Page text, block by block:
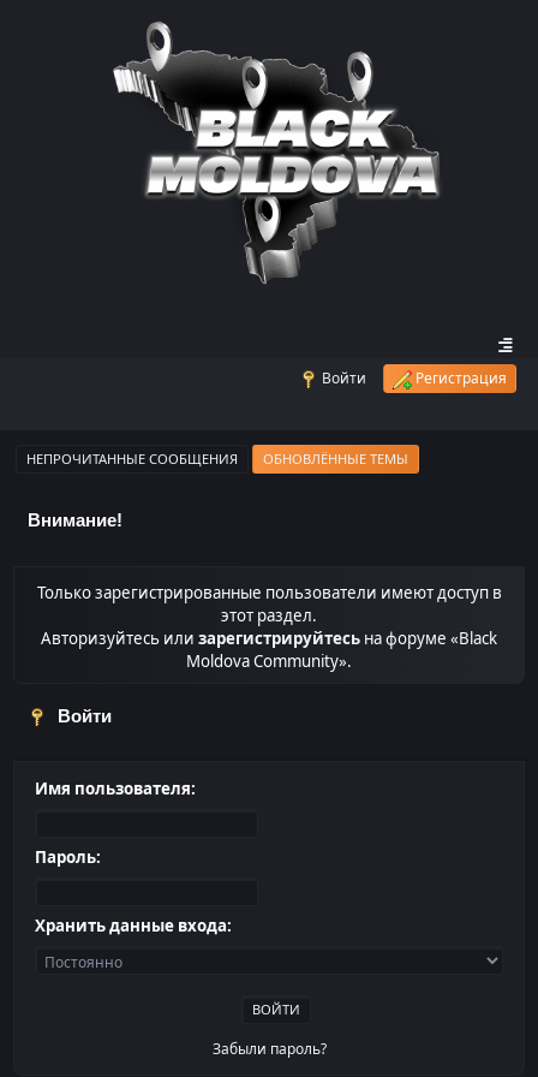
Войти Регистрация
НЕПРОЧИТАННЫЕ СООБЩЕНИЯ ОБНОВЛЁННЫЕ ТЕМЫ
Внимание!
Только зарегистрированные пользователи имеют доступ в
этот раздел.
Авторизуйтесь или зарегистрируйтесь на форуме «Black
Moldova Community».
Войти
Имя пользователя:
Пароль:
Хранить данные входа:
Забыли пароль?